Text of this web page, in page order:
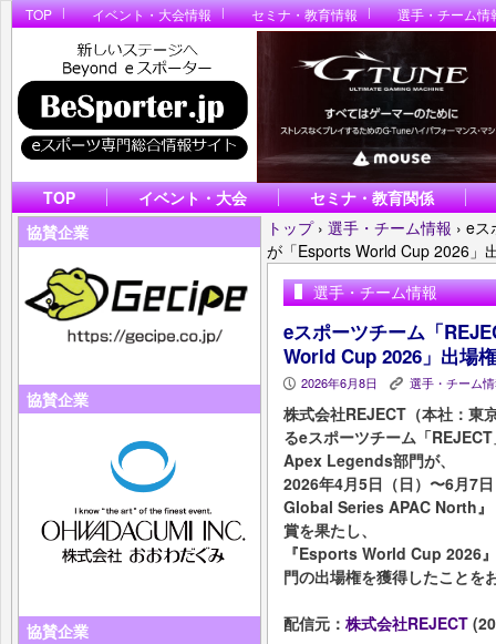
TOP イベント・大会情報 セミナ・教育情報 選手・チーム情
TOP イベント・大会
セミナ・教育関係
協賛企業
協賛企業
協賛企業
トップ › 選手・チーム情報 › eス
が「Esports World Cup 2026」
選手・チーム情報
eスポーツチーム「
World Cup 2026」出場
P 2026年6月8日 K 選手・チーム
株式会社REJECT（本社：東
るeスポーツチーム「
Apex Legends部門が、
2026年4月5日（日）〜6月7
Global Series APAC North
賞を果たし、
『Esports World Cup 2026
門の出場権を獲得したことを
配信元： 株式会社REJECT